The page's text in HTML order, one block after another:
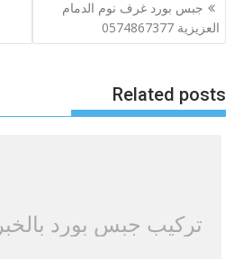
المقالات
جبس بورد غرف نوم الدمام
العزيزية 0574867377
Related posts
تركيب جبس بورد بالخبر 0543179616